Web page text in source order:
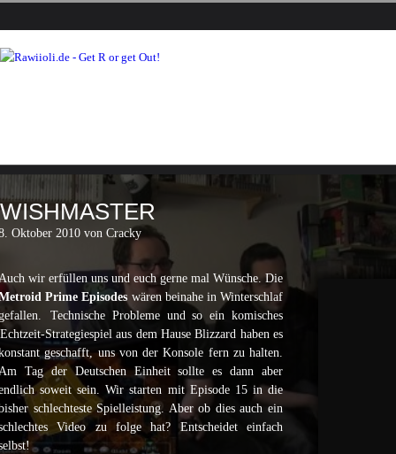
WISHMASTER
Oktober 2010 von Cracky
wir erfüllen uns und euch gerne mal Wünsche. Die
Prime Episodes wären beinahe in Winterschlaf
Technische Problemeund so ein komisches
Echtzeit-Strategiespiel aus dem Hause Blizzard haben es
geschafft, uns von der Konsole fern zu halten.
Tag der Deutschen Einheit sollte es dann aber
soweit sein. Wir starten mit Episode 15 in die
schlechteste Spielleistung. Aber ob dies auch ein
Video zu folge hat? Entscheidet einfach